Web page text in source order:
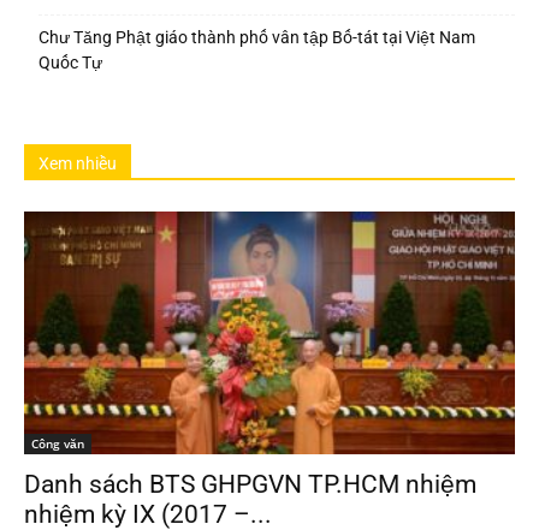
Chư Tăng Phật giáo thành phố vân tập Bố-tát tại Việt Nam
Quốc Tự
Xem nhiều
Công văn
Danh sách BTS GHPGVN TP.HCM nhiệm
nhiệm kỳ IX (2017 –...